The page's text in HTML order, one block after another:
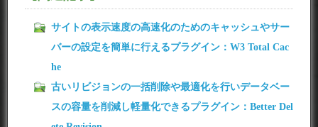
サイトの表示速度の高速化のためのキャッシュやサー
バーの設定を簡単に行えるプラグイン：W3 Total Cac
he
古いリビジョンの一括削除や最適化を行いデータベー
スの容量を削減し軽量化できるプラグイン：Better Del